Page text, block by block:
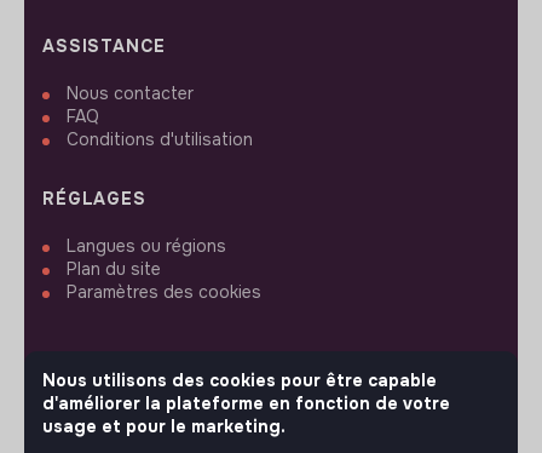
ASSISTANCE
Nous contacter
FAQ
Conditions d'utilisation
RÉGLAGES
Langues ou régions
Plan du site
Paramètres des cookies
SUIVEZ-NOUS
Nous utilisons des cookies pour être capable
d'améliorer la plateforme en fonction de votre
usage et pour le marketing.